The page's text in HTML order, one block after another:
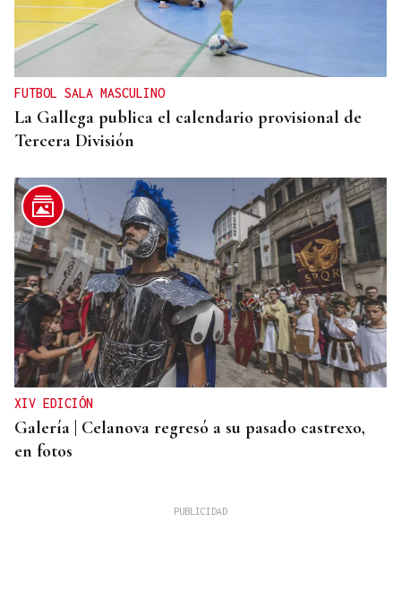
FUTBOL SALA MASCULINO
La Gallega publica el calendario provisional de
Tercera División
XIV EDICIÓN
Galería | Celanova regresó a su pasado castrexo,
en fotos